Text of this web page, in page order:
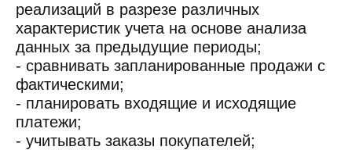
реализаций в разрезе различных
характеристик учета на основе анализа
данных за предыдущие периоды;
- сравнивать запланированные продажи с
фактическими;
- планировать входящие и исходящие
платежи;
- учитывать заказы покупателей;